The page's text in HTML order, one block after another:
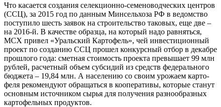
Что каса­ет­ся созда­ния селек­ци­он­но-семе­но­вод­че­ских цен­тров
(ССЦ), за 2015 год по дан­ным Мин­сель­хоза РФ в ведом­ство
посту­пи­ло шесть заявок на стро­и­тель­ство тако­вых, еще две –
на 2016-й. В каче­стве образ­ца, на кото­рый надо рав­нять­ся,
МСХ при­вел «Ураль­ский Кар­то­фель», чей инве­сти­ци­он­ный
про­ект по созда­нию ССЦ про­шел кон­курс­ный отбор в декаб­ре
про­шло­го года: смет­ная сто­и­мость про­ек­та пре­вы­ша­ет 99 млн
руб­лей, рас­чет­ный объ­ем суб­си­дий из средств феде­раль­но­го
бюд­же­та – 19,84 млн. А насе­ле­нию со сво­им уро­жа­ем кар­то­
фе­ля реко­мен­ду­ют обра­щать­ся в коопе­ра­ти­вы, кото­рые ста­нут
основ­ным источ­ни­ком сырья для полу­че­ния раз­но­об­раз­ных
кар­то­фель­ных продуктов.